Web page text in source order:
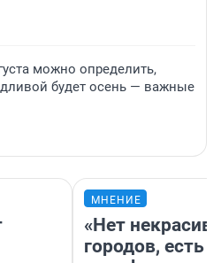
можно определить,
будет осень — важные
МНЕНИЕ
«Нет
городов, есть